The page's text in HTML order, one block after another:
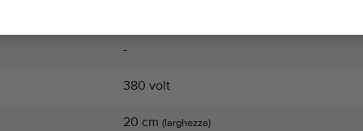
-
380 volt
20 cm (larghezza)